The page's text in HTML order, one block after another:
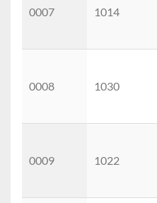
0007 1014
0008 1030
0009 1022